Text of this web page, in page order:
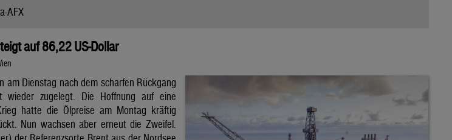
AFX
auf 86,22 US-Dollar
am Dienstag nach dem scharfen Rückgang
wieder zugelegt. Die Hoffnung auf eine
hatte die Ölpreise am Montag kräftig
Nun wachsen aber erneut die Zweifel.